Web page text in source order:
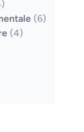
(6)
(4)